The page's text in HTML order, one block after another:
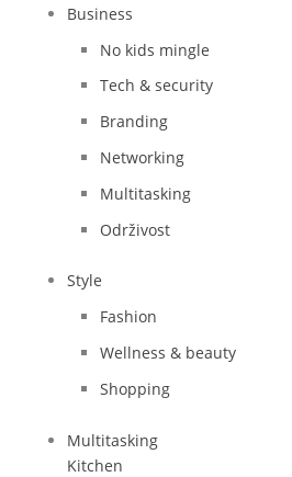
Business
No kids mingle
Tech & security
Branding
Networking
Multitasking
Održivost
Style
Fashion
Wellness & beauty
Shopping
Multitasking
Kitchen